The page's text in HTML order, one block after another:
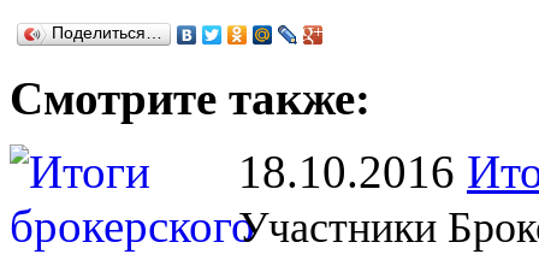
Поделиться…
Смотрите также:
18.10.2016
Участники